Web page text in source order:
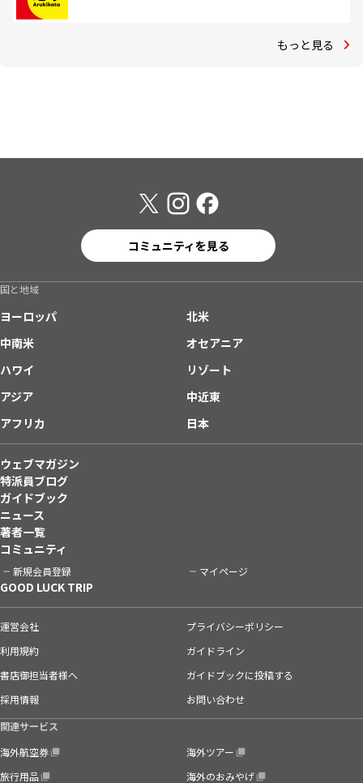
もっと見る
コミュニティを見る
国と地域
ヨーロッパ
北米
中南米
オセアニア
ハワイ
リゾート
アジア
中近東
アフリカ
日本
ウェブマガジン
特派員ブログ
ガイドブック
ニュース
著者一覧
コミュニティ
新規会員登録 マイページ
GOOD LUCK TRIP
運営会社
プライバシーポリシー
利用規約
ガイドライン
書店御担当者様へ
ガイドブックに投稿する
採用情報
お問い合わせ
関連サービス
海外航空券
海外ツアー
旅行用品
海外のおみやげ